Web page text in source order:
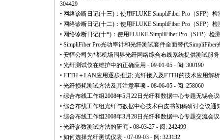
304429
• 网络诊断日记(十三)：使用FLUKE SimpliFiber Pro（SFP）
• 网络诊断日记(十二)：使用FLUKE SimpliFiber Pro（SFP）
• 网络诊断日记(十*)：使用FLUKE SimpliFiber Pro（SFP）检
• SimpliFiber Pro光功率计和光纤测试套件全面替代SimpliFiber
• 安恒公司为*都机场围界光纤网络综合布线系统提供测试服务
• 光纤测试仪在维护中的正确应用 - 09-01-05 - 阅: 300190
• FTTH＋LAN应用逐步推进; 光纤接入及FTTH的技术应用解析
• 光纤损耗测试方法及其注意事项 - 08-06-05 - 阅: 258060
• 综合布线工作组2008年5月22日光纤和数据中心专题无锡会
• 综合布线工作组光纤与数据中心技术白皮书初稿研讨会议通
• 综合布线工作组2008年3月28日光纤和数据中心专题交流会
• 光纤参数测试方法的研究 - 08-03-27 - 阅: 242499
• 如何选择光纤测试仪表 - 07-09-03 - 阅: 323132